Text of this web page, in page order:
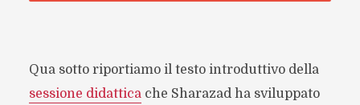
Qua sotto riportiamo il testo introduttivo della
sessione didatticache Sharazad ha sviluppato